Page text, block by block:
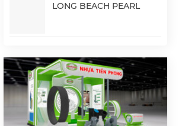
LONG BEACH PEARL